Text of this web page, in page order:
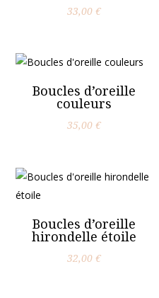
33,00€
Boucles d’oreille
couleurs
35,00€
Boucles d’oreille
hirondelle étoile
32,00€